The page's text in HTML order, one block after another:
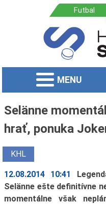
MENU
Selänne
hrať, ponuka
KHL
12.08.2014 10:41
Selänne ešte definitívne
momentálne však